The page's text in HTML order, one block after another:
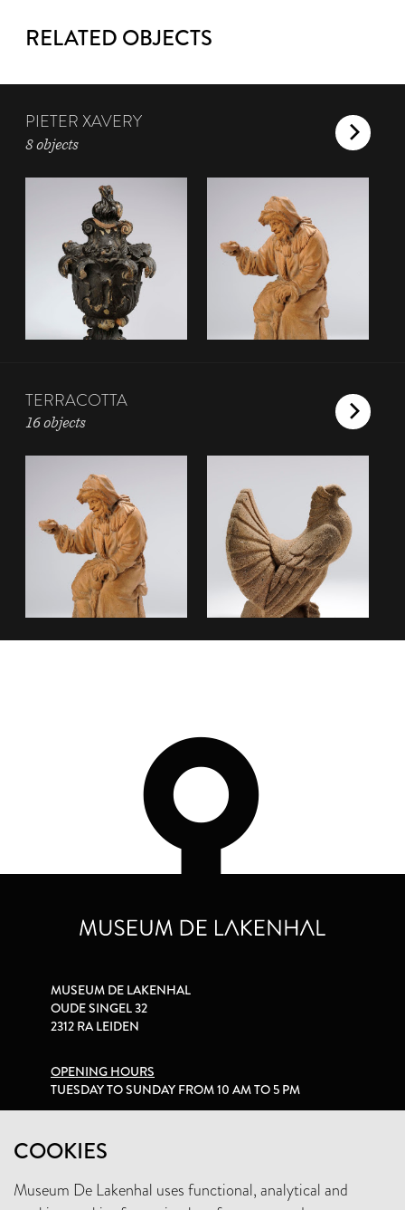
RELATED OBJECTS
PIETER XAVERY
8 objects
TERRACOTTA
16 objects
COOKIES
Museum De Lakenhal uses functional, analytical and
MUSEUM DE LAKENHAL
OUDE SINGEL 32
2312 RA LEIDEN
OPENING HOURS
TUESDAY TO SUNDAY FROM 10 AM TO 5 PM
+31 (0)71 5165360